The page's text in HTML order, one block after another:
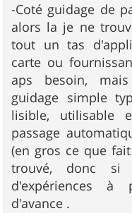
-Coté guidage de
alors la je ne
tout un tas
carte ou
aps besoin,
guidage simple
lisible, utilisable
passage
(en gros ce que
trouvé, donc si
d'expériences à
d'avance .